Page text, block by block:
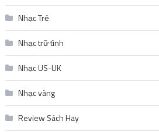
Nhạc Trẻ
Nhạc trữ tình
Nhạc US-UK
Nhạc vàng
Review Sách Hay